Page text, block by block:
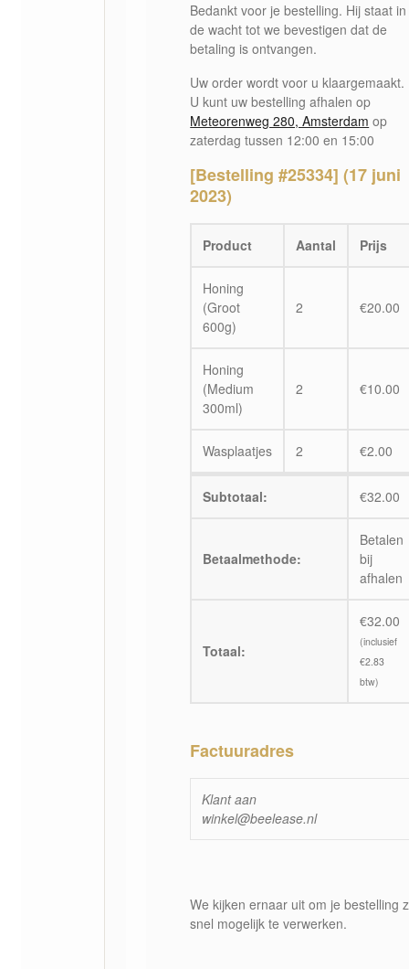
Bedankt voor je bestelling. Hij staat in
de wacht tot we bevestigen dat de
betaling is ontvangen.
Uw order wordt voor u klaargemaakt.
U kunt uw bestelling afhalen op
Meteorenweg 280, Amsterdam op
zaterdag tussen 12:00 en 15:00
[Bestelling #25334] (17 juni
2023)
Product Aantal Prijs
Honing
(Groot
600g)
2 €20.00
Honing
(Medium
300ml)
2 €10.00
Wasplaatjes 2 €2.00
Subtotaal: €32.00
Betaalmethode:
Betalen
bij
afhalen
Totaal:
€32.00
(inclusief
€2.83
btw)
Factuuradres
Klant aan
winkel@beelease.nl
We kijken ernaar uit om je bestelling
snel mogelijk te verwerken.